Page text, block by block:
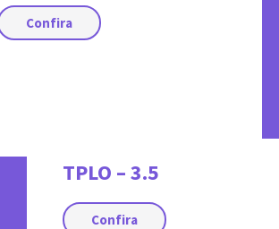
Confira
TPLO – 3.5
Confira